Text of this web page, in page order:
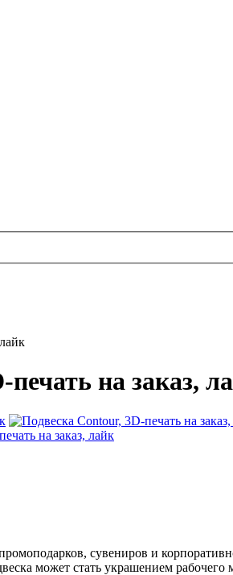
на заказ,
сувениров и
может стать украшением